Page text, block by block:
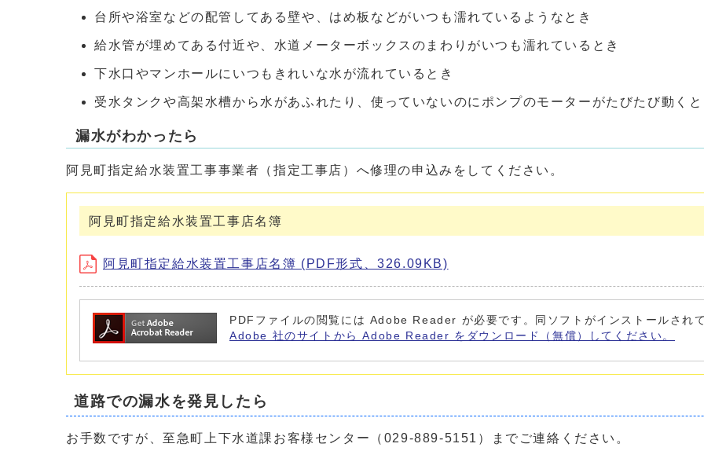
台所や浴室などの配管してある壁や、はめ板などがいつも濡れているようなとき
給水管が埋めてある付近や、水道メーターボックスのまわりがいつも濡れているとき
下水口やマンホールにいつもきれいな水が流れているとき
受水タンクや高架水槽から水があふれたり、使っていないのにポンプのモーターがたびたび動く
漏水がわかったら
阿見町指定給水装置工事事業者（指定工事店）へ修理の申込みをしてください。
阿見町指定給水装置工事店名簿
阿見町指定給水装置工事店名簿 (PDF形式、326.09KB)
PDFファイルの閲覧には Adobe Reader が必要です。同ソフトがインストールされ
Adobe 社のサイトから Adobe Reader をダウンロード（無償）してください。
道路での漏水を発見したら
お手数ですが、至急町上下水道課お客様センター（029-889-5151）までご連絡ください。